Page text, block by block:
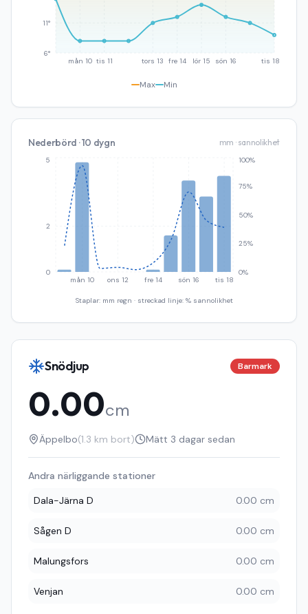
mån 10 tis 11 tors 13 fre 14 lör 15 sön 16 tis 18
6°
11°
Max Min
Nederbörd · 10 dygn mm · sannolikhet
mån 10 ons 12 fre 14 sön 16 tis 18
0
2
5
0%
25%
50%
75%
100%
Staplar: mm regn · streckad linje: % sannolikhet
Snödjup Barmark
0.00cm
Äppelbo(1.3 km bort) Mätt 3 dagar sedan
Andra närliggande stationer
Dala-Järna D
0.00 cm
Sågen D 0.00 cm
Malungsfors 0.00 cm
Venjan 0.00 cm